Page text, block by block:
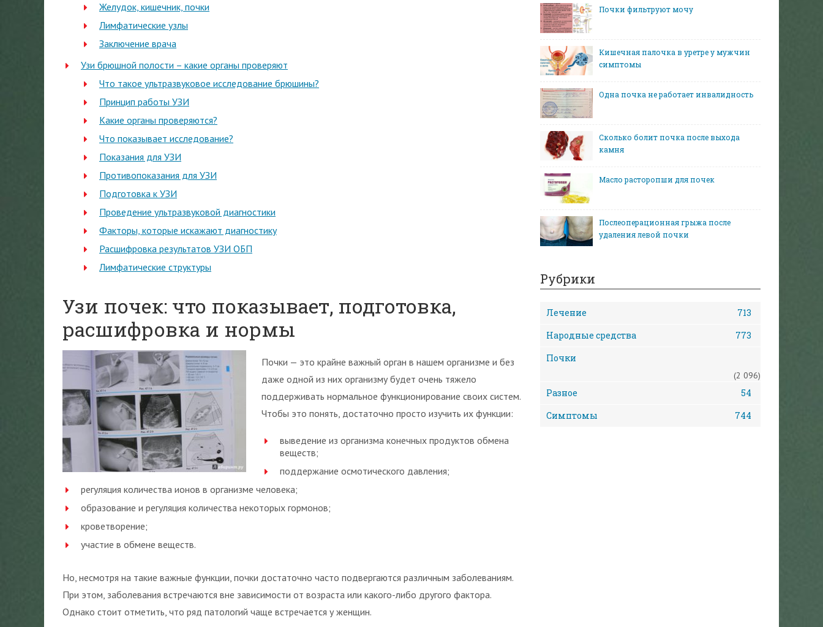
Желудок, кишечник, почки
Лимфатические узлы
Заключение врача
Узи брюшной полости – какие органы проверяют
Что такое ультразвуковое исследование брюшины?
Принцип работы УЗИ
Какие органы проверяются?
Что показывает исследование?
Показания для УЗИ
Противопоказания для УЗИ
Подготовка к УЗИ
Проведение ультразвуковой диагностики
Факторы, которые искажают диагностику
Расшифровка результатов УЗИ ОБП
Лимфатические структуры
Узи почек: что показывает, подготовка,
расшифровка и нормы
Почки — это крайне важный орган в нашем организме и без
даже одной из них организму будет очень тяжело
поддерживать нормальное функционирование своих систем.
Чтобы это понять, достаточно просто изучить их функции:
выведение из организма конечных продуктов обмена
веществ;
поддержание осмотического давления;
регуляция количества ионов в организме человека;
образование и регуляция количества некоторых гормонов;
кроветворение;
участие в обмене веществ.
Но, несмотря на такие важные функции, почки достаточно часто подвергаются различным заболеваниям.
При этом, заболевания встречаются вне зависимости от возраста или какого-либо другого фактора.
Однако стоит отметить, что ряд патологий чаще встречается у женщин.
Почки фильтруют мочу
Кишечная палочка в уретре у мужчин
симптомы
Одна почка не работает инвалидность
Сколько болит почка после выхода
камня
Масло расторопши для почек
Послеоперационная грыжа после
удаления левой почки
Рубрики
Лечение
713
Народные средства
773
Почки
(2 096)
Разное
54
Симптомы
744